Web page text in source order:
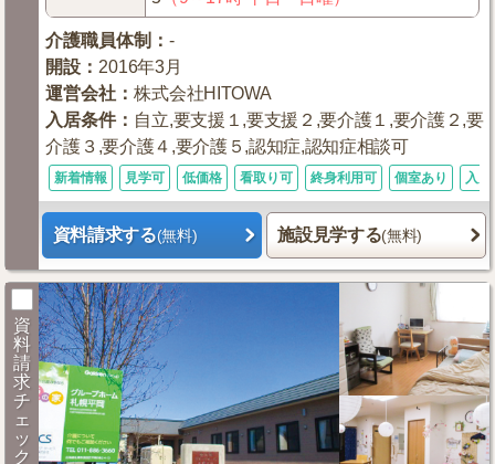
介護職員体制 ：-
開設 ： 2016年3月
運営会社 ：株式会社HITOWA
入居条件： 自立,要支援１,要支援２,要介護１,要介護２,要
介護３,要介護４,要介護５,認知症,認知症相談可
新着情報 見学可 低価格 看取り可 終身利用可 個室あり 入居
資料請求する(無料) 施設見学する(無料)
資
料
請
求
チ
ェ
ッ
ク